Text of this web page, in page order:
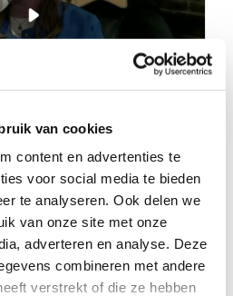
van cookies
content en advertenties te
voor social media te bieden
te analyseren. Ook delen we
van onze site met onze
adverteren en analyse. Deze
combineren met andere
verstrekt of die ze hebben
Aanmelden
jeugdzorg? –